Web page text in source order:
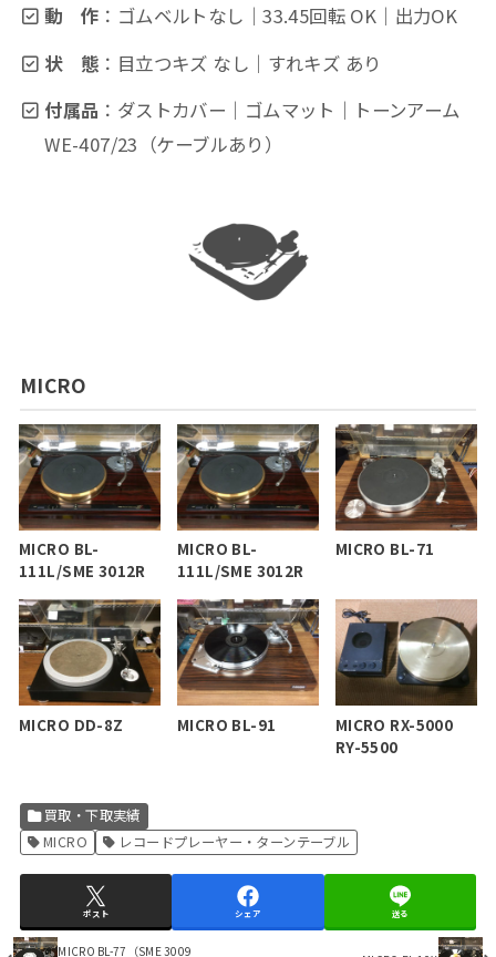
動 作 ：ゴムベルトなし｜33.45回転 OK｜出力OK
状 態 ：目立つキズ なし｜すれキズ あり
付属品 ：ダストカバー｜ゴムマット｜トーンアーム
WE-407/23（ケーブルあり）
MICRO
MICRO BL-
111L/SME 3012R
MICRO BL-
111L/SME 3012R
MICRO BL-71
MICRO DD-8Z MICRO BL-91
MICRO RX-5000
RY-5500
買取・下取実績
MICRO
レコードプレーヤー・ターンテーブル
ポスト シェア 送る
MICRO BL-77（SME 3009